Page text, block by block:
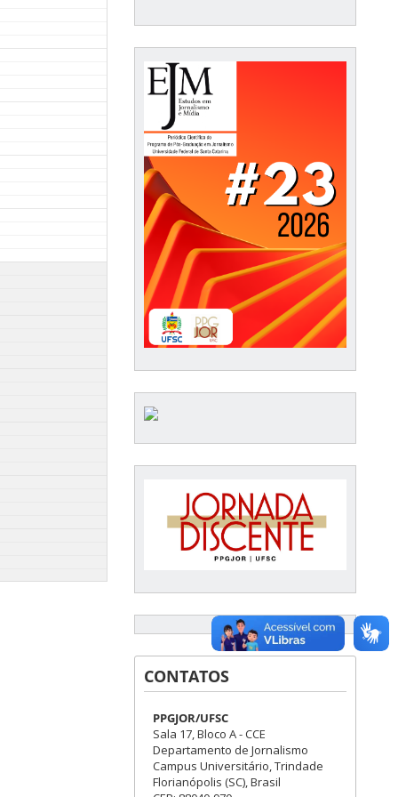
CONTATOS
PPGJOR/UFSC
Sala 17, Bloco A - CCE
Departamento de Jornalismo
Campus Universitário, Trindade
Florianópolis (SC), Brasil